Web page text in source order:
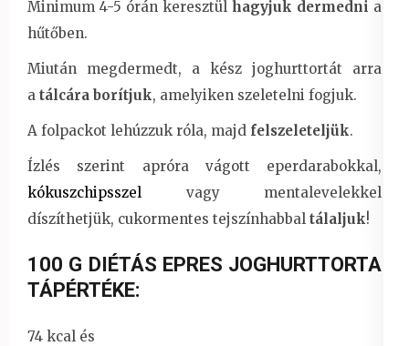
Minimum 4-5 órán keresztül hagyjuk dermedni a
hűtőben.
Miután megdermedt, a kész joghurttortát arra
a tálcára borítjuk, amelyiken szeletelni fogjuk.
A folpackot lehúzzuk róla, majd felszeleteljük.
Ízlés szerint apróra vágott eperdarabokkal,
kókuszchipsszel vagy mentalevelekkel
díszíthetjük, cukormentes tejszínhabbal tálaljuk!
100 G DIÉTÁS EPRES JOGHURTTORTA
TÁPÉRTÉKE:
74 kcal és